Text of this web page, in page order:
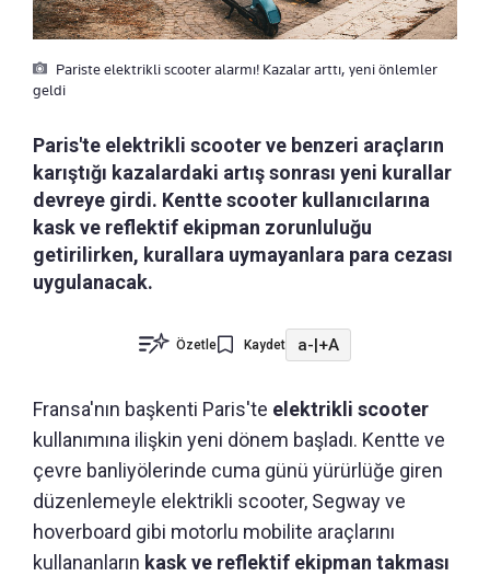
Pariste elektrikli scooter alarmı! Kazalar arttı, yeni önlemler
geldi
Paris'te elektrikli scooter ve benzeri araçların
karıştığı kazalardaki artış sonrası yeni kurallar
devreye girdi. Kentte scooter kullanıcılarına
kask ve reflektif ekipman zorunluluğu
getirilirken, kurallara uymayanlara para cezası
uygulanacak.
Özetle Kaydet a-|+A
Fransa'nın başkenti Paris'te elektrikli scooter
kullanımına ilişkin yeni dönem başladı. Kentte ve
çevre banliyölerinde cuma günü yürürlüğe giren
düzenlemeyle elektrikli scooter, Segway ve
hoverboard gibi motorlu mobilite araçlarını
kullananların kask ve reflektif ekipman takması